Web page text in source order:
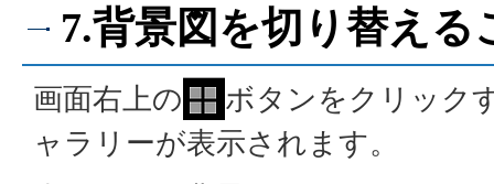
7.背景図を切り替え
画面右上の
ボタンをクリック
ャラリーが表示されます。